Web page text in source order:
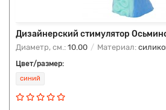
Дизайнерский стимулятор
Диаметр, см.: 10.00 Материал:
Цвет/размер:
синий